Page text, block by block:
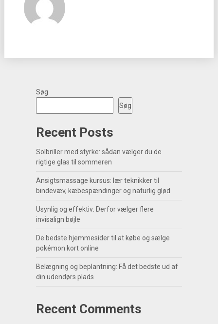
Søg
Søg
Recent Posts
Solbriller med styrke: sådan vælger du de
rigtige glas til sommeren
Ansigtsmassage kursus: lær teknikker til
bindevæv, kæbespændinger og naturlig glød
Usynlig og effektiv: Derfor vælger flere
invisalign bøjle
De bedste hjemmesider til at købe og sælge
pokémon kort online
Belægning og beplantning: Få det bedste ud af
din udendørs plads
Recent Comments